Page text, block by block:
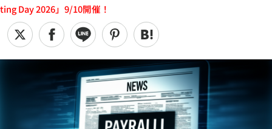
ting Day 2026」9/10開催！